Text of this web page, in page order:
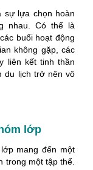
sự lựa chọn hoàn
nhau. Có thể là
buổi hoạt động
không gặp, các
liên kết tinh thần
du lịch trở nên vô
lớp
mang đến một
trong một tập thể.